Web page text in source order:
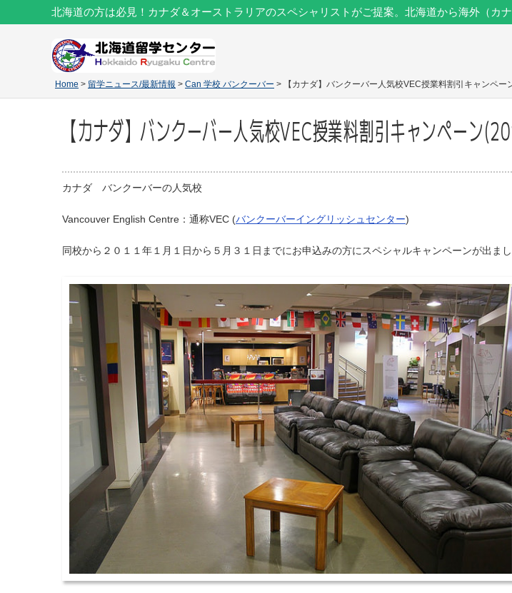
北海道の方は必見！カナダ＆オーストラリアのスペシャリストがご提案。北海道から海外（カ
Home > 留学ニュース/最新情報 > Can 学校 バンクーバー > 【カナダ】バンクーバー人気校VEC授業料割引キャンペー
【カナダ】バンクーバー人気校VEC授業料割引キャンペーン
カナダ バンクーバーの人気校
Vancouver English Centre：通称VEC (バンクーバーイングリッシュセンター)
同校から２０１１年１月１日から５月３１日までにお申込みの方にスペシャルキャンペーンが出まし